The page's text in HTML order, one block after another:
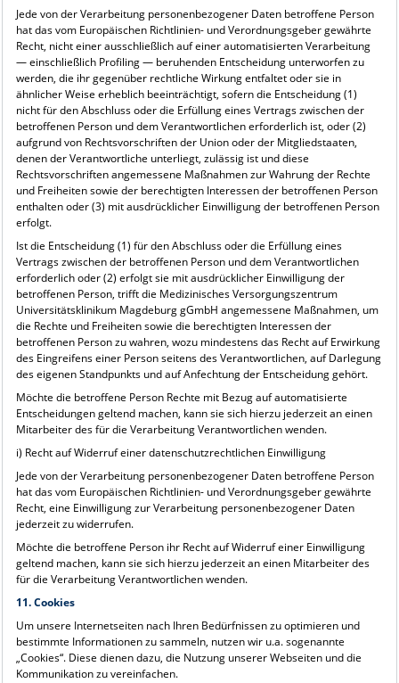
Jede von der Verarbeitung personenbezogener Daten betroffene Person
hat das vom Europäischen Richtlinien- und Verordnungsgeber gewährte
Recht, nicht einer ausschließlich auf einer automatisierten Verarbeitung
— einschließlich Profiling — beruhenden Entscheidung unterworfen zu
werden, die ihr gegenüber rechtliche Wirkung entfaltet oder sie in
ähnlicher Weise erheblich beeinträchtigt, sofern die Entscheidung (1)
nicht für den Abschluss oder die Erfüllung eines Vertrags zwischen der
betroffenen Person und dem Verantwortlichen erforderlich ist, oder (2)
aufgrund von Rechtsvorschriften der Union oder der Mitgliedstaaten,
denen der Verantwortliche unterliegt, zulässig ist und diese
Rechtsvorschriften angemessene Maßnahmen zur Wahrung der Rechte
und Freiheiten sowie der berechtigten Interessen der betroffenen Person
enthalten oder (3) mit ausdrücklicher Einwilligung der betroffenen Person
erfolgt.
Ist die Entscheidung (1) für den Abschluss oder die Erfüllung eines
Vertrags zwischen der betroffenen Person und dem Verantwortlichen
erforderlich oder (2) erfolgt sie mit ausdrücklicher Einwilligung der
betroffenen Person, trifft die Medizinisches Versorgungszentrum
Universitätsklinikum Magdeburg gGmbH angemessene Maßnahmen, um
die Rechte und Freiheiten sowie die berechtigten Interessen der
betroffenen Person zu wahren, wozu mindestens das Recht auf Erwirkung
des Eingreifens einer Person seitens des Verantwortlichen, auf Darlegung
des eigenen Standpunkts und auf Anfechtung der Entscheidung gehört.
Möchte die betroffene Person Rechte mit Bezug auf automatisierte
Entscheidungen geltend machen, kann sie sich hierzu jederzeit an einen
Mitarbeiter des für die Verarbeitung Verantwortlichen wenden.
i) Recht auf Widerruf einer datenschutzrechtlichen Einwilligung
Jede von der Verarbeitung personenbezogener Daten betroffene Person
hat das vom Europäischen Richtlinien- und Verordnungsgeber gewährte
Recht, eine Einwilligung zur Verarbeitung personenbezogener Daten
jederzeit zu widerrufen.
Möchte die betroffene Person ihr Recht auf Widerruf einer Einwilligung
geltend machen, kann sie sich hierzu jederzeit an einen Mitarbeiter des
für die Verarbeitung Verantwortlichen wenden.
11. Cookies
Um unsere Internetseiten nach Ihren Bedürfnissen zu optimieren und
bestimmte Informationen zu sammeln, nutzen wir u.a. sogenannte
„Cookies“. Diese dienen dazu, die Nutzung unserer Webseiten und die
Kommunikation zu vereinfachen.